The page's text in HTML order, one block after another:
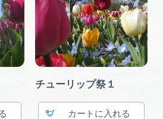
チューリップ祭１
カート